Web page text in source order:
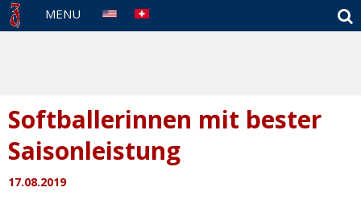
MENU
Softballerinnen mit bester
Saisonleistung
17.08.2019